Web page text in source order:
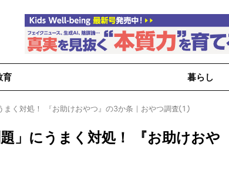
育 暮らし
まく対処！ 『お助けおやつ』の3か条｜おやつ調査①
」にうまく対処！ 『お助けおや